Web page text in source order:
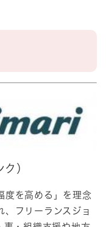
ク）
度を高める」を理念
、フリーランスジョ